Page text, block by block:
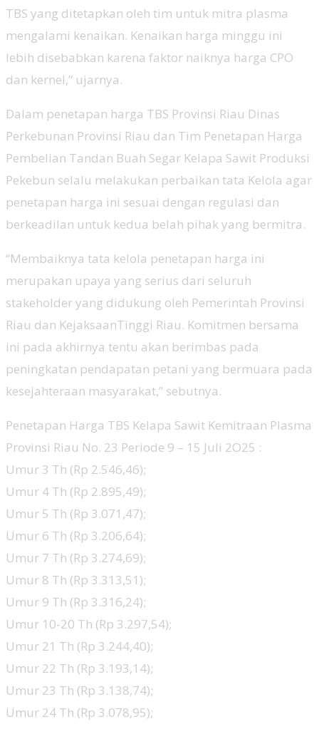
TBS yang ditetapkan oleh tim untuk mitra plasma
mengalami kenaikan. Kenaikan harga minggu ini
lebih disebabkan karena faktor naiknya harga CPO
dan kernel,” ujarnya.
Dalam penetapan harga TBS Provinsi Riau Dinas
Perkebunan Provinsi Riau dan Tim Penetapan Harga
Pembelian Tandan Buah Segar Kelapa Sawit Produksi
Pekebun selalu melakukan perbaikan tata Kelola agar
penetapan harga ini sesuai dengan regulasi dan
berkeadilan untuk kedua belah pihak yang bermitra.
“Membaiknya tata kelola penetapan harga ini
merupakan upaya yang serius dari seluruh
stakeholder yang didukung oleh Pemerintah Provinsi
Riau dan KejaksaanTinggi Riau. Komitmen bersama
ini pada akhirnya tentu akan berimbas pada
peningkatan pendapatan petani yang bermuara pada
kesejahteraan masyarakat,” sebutnya.
Penetapan Harga TBS Kelapa Sawit Kemitraan Plasma
Provinsi Riau No. 23 Periode 9 – 15 Juli 2O25 :
Umur 3 Th (Rp 2.546,46);
Umur 4 Th (Rp 2.895,49);
Umur 5 Th (Rp 3.071,47);
Umur 6 Th (Rp 3.206,64);
Umur 7 Th (Rp 3.274,69);
Umur 8 Th (Rp 3.313,51);
Umur 9 Th (Rp 3.316,24);
Umur 10-20 Th (Rp 3.297,54);
Umur 21 Th (Rp 3.244,40);
Umur 22 Th (Rp 3.193,14);
Umur 23 Th (Rp 3.138,74);
Umur 24 Th (Rp 3.078,95);